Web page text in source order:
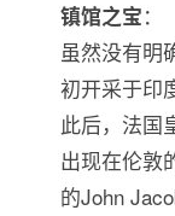
镇馆之宝：
虽然没有明
初开采于印
此后，法国
出现在伦敦
的John